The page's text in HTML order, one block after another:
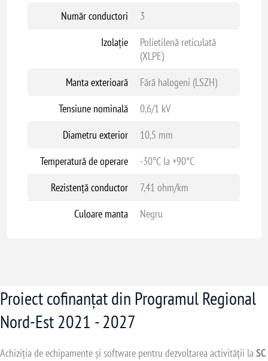
Număr conductori
3
Izolație
Polietilenă reticulată
(XLPE)
Manta exterioară
Fără halogeni (LSZH)
Tensiune nominală
0,6/1 kV
Diametru exterior
10,5 mm
Temperatură de operare
-30°C la +90°C
Rezistență conductor
7,41 ohm/km
Culoare manta
Negru
Proiect cofinanțat din Programul Regional
Nord-Est 2021 - 2027
Achiziția de echipamente și software pentru dezvoltarea activității laSC